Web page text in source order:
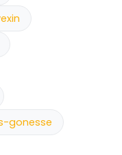
gonesse